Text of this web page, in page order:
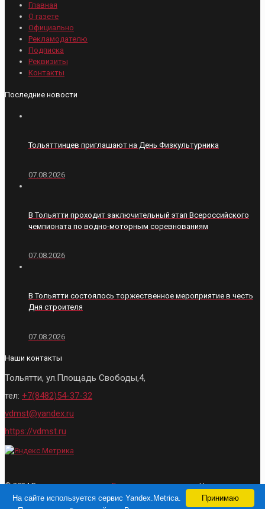
Главная
О газете
Официально
Рекламодателю
Подписка
Реквизиты
Контакты
Последние новости
Тольяттинцев приглашают на День Физкультурника
07.08.2026
В Тольятти проходит заключительный этап Всероссийского
чемпионата по водно-моторным соревнованиям
07.08.2026
В Тольятти состоялось торжественное мероприятие в честь
Дня строителя
07.08.2026
Наши контакты
Тольятти, ул.Площадь Свободы,4,
тел: +7(8482)54-37-32
vdmst@yandex.ru
https://vdmst.ru
© 2024 Все права защищены.Городские ведомости- Новости
Тольятти. При использовании материалов, активная ссылка на сайт
Принимаю
На сайте используется сервис Yandex.Metrica.